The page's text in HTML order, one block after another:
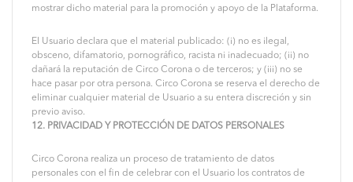
mostrar dicho material para la promoción y apoyo de la Plataforma.
El Usuario declara que el material publicado: (i) no es ilegal,
obsceno, difamatorio, pornográfico, racista ni inadecuado; (ii) no
dañará la reputación de Circo Corona o de terceros; y (iii) no se
hace pasar por otra persona. Circo Corona se reserva el derecho de
eliminar cualquier material de Usuario a su entera discreción y sin
previo aviso.
12. PRIVACIDAD Y PROTECCIÓN DE DATOS PERSONALES
Circo Corona realiza un proceso de tratamiento de datos
personales con el fin de celebrar con el Usuario los contratos de